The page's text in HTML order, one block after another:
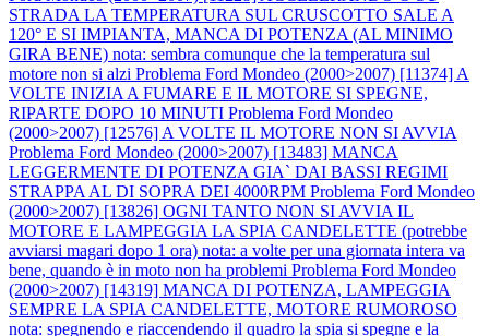
STRADA LA TEMPERATURA SUL CRUSCOTTO SALE A
120° E SI IMPIANTA, MANCA DI POTENZA (AL MINIMO
GIRA BENE) nota: sembra comunque che la temperatura sul
motore non si alzi Problema Ford Mondeo (2000>2007) [11374] A
VOLTE INIZIA A FUMARE E IL MOTORE SI SPEGNE,
RIPARTE DOPO 10 MINUTI Problema Ford Mondeo
(2000>2007) [12576] A VOLTE IL MOTORE NON SI AVVIA
Problema Ford Mondeo (2000>2007) [13483] MANCA
LEGGERMENTE DI POTENZA GIA` DAI BASSI REGIMI
STRAPPA AL DI SOPRA DEI 4000RPM Problema Ford Mondeo
(2000>2007) [13826] OGNI TANTO NON SI AVVIA IL
MOTORE E LAMPEGGIA LA SPIA CANDELETTE (potrebbe
avviarsi magari dopo 1 ora) nota: a volte per una giornata intera va
bene, quando è in moto non ha problemi Problema Ford Mondeo
(2000>2007) [14319] MANCA DI POTENZA, LAMPEGGIA
SEMPRE LA SPIA CANDELETTE, MOTORE RUMOROSO
nota: spegnendo e riaccendendo il quadro la spia si spegne e la